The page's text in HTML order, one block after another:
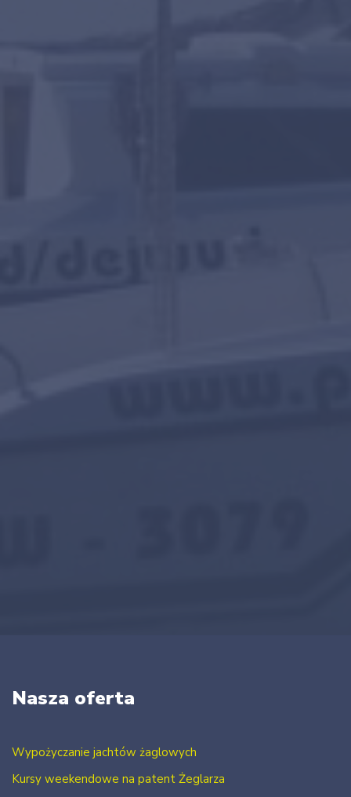
Nasza oferta
Wypożyczanie jachtów żaglowych
Kursy weekendowe na patent Żeglarza